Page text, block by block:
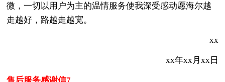
微，一切以用户为主的温情服务使我深受感动愿海尔越
走越好，路越走越宽。
xx
xx年xx月xx日
售后服务感谢信7